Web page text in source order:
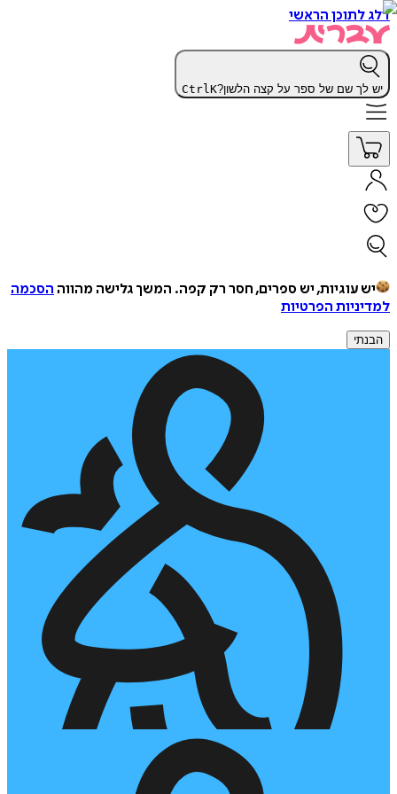
דלג לתוכן הראשי
יש לך שם של ספר על קצה הלשון? CtrlK
יש עוגיות, יש ספרים, חסר רק קפה. המשך גלישה מהווה הסכמה
למדיניות הפרטיות
הבנתי